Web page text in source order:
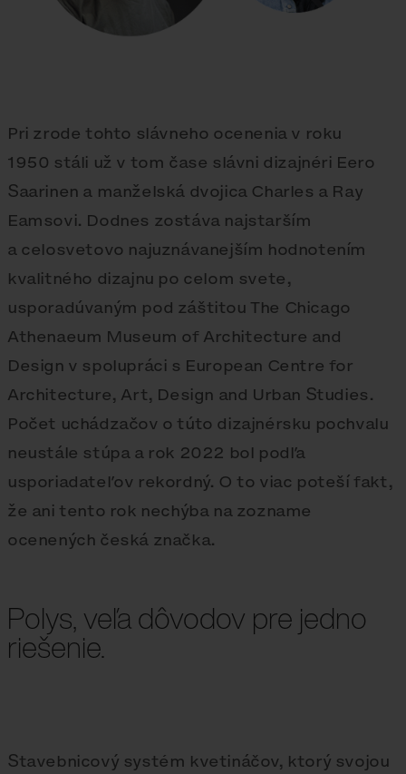
Pri zrode tohto slávneho ocenenia v roku
1950 stáli už v tom čase slávni dizajnéri Eero
Saarinen a manželská dvojica Charles a Ray
Eamsovi. Dodnes zostáva najstarším
a celosvetovo najuznávanejším hodnotením
kvalitného dizajnu po celom svete,
usporadúvaným pod záštitou The Chicago
Athenaeum Museum of Architecture and
Design v spolupráci s European Centre for
Architecture, Art, Design and Urban Studies.
Počet uchádzačov o túto dizajnérsku pochvalu
neustále stúpa a rok 2022 bol podľa
usporiadateľov rekordný. O to viac poteší fakt,
že ani tento rok nechýba na zozname
ocenených česká značka.
Polys, veľa dôvodov pre jedno
riešenie.
Stavebnicový systém kvetináčov, ktorý svojou